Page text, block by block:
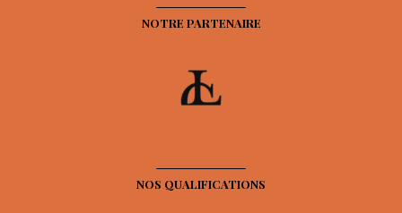
NOTRE PARTENAIRE
NOS QUALIFICATIONS